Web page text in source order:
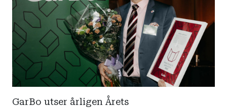
GarBo utser årligen Årets